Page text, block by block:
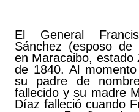
El General
Sánchez (esposo de
en Maracaibo, estado
de 1840. Al
su padre de
fallecido y su madre
Díaz falleció cuando